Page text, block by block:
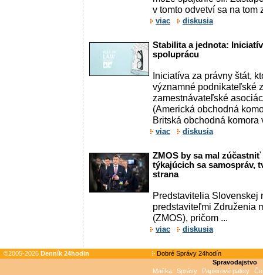
v tomto odvetví sa na tom
viac diskusia
Stabilita a jednota:
spoluprácu
Iniciatíva za právny štát,
významné podnikateľské
zamestnávateľské
(Americká obchodná
Britská obchodná komora
viac diskusia
ZMOS by sa mal
týkajúcich sa samospráv,
strana
Predstavitelia Slovenskej
predstaviteľmi Združenia
(ZMOS), pričom ...
viac diskusia
©2005-2026 Denník 24hodin
Dobré Správy 24hodín
Spravodajstvo
Mačka
Správy Papierové palety